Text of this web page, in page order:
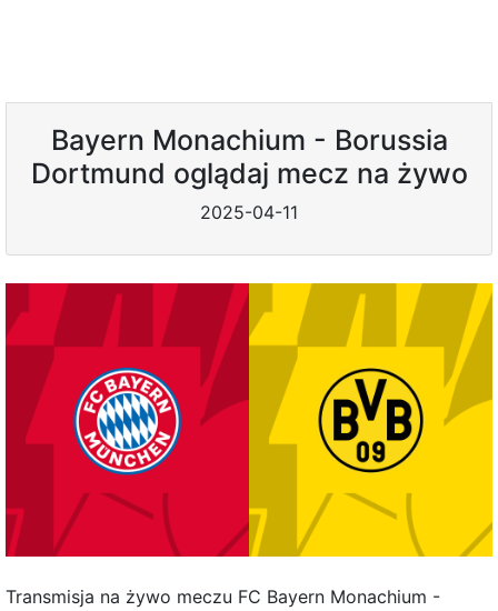
Bayern Monachium - Borussia
Dortmund oglądaj mecz na żywo
2025-04-11
Transmisja na żywo meczu FC Bayern Monachium -